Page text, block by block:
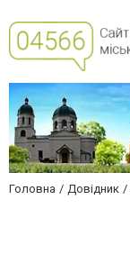
Головна Довідник